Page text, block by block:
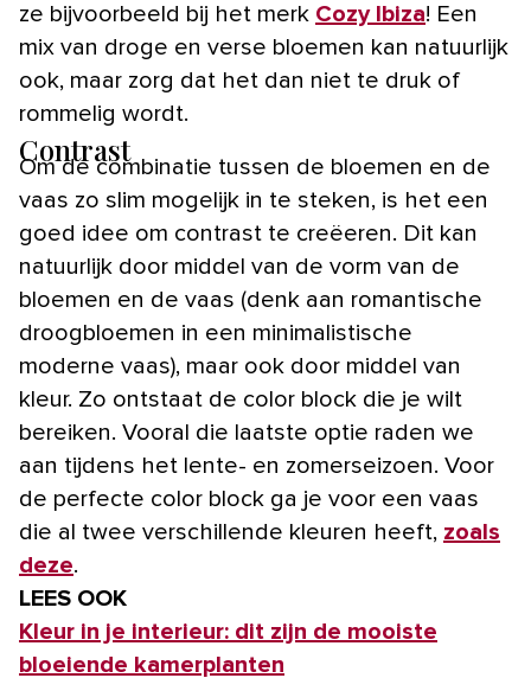
ze bijvoorbeeld bij het merk Cozy Ibiza! Een
mix van droge en verse bloemen kan natuurlijk
ook, maar zorg dat het dan niet te druk of
rommelig wordt.
Contrast
Om de combinatie tussen de bloemen en de
vaas zo slim mogelijk in te steken, is het een
goed idee om contrast te creëeren. Dit kan
natuurlijk door middel van de vorm van de
bloemen en de vaas (denk aan romantische
droogbloemen in een minimalistische
moderne vaas), maar ook door middel van
kleur. Zo ontstaat de color block die je wilt
bereiken. Vooral die laatste optie raden we
aan tijdens het lente- en zomerseizoen. Voor
de perfecte color block ga je voor een vaas
die al twee verschillende kleuren heeft, zoals
deze.
LEES OOK
Kleur in je interieur: dit zijn de mooiste
bloeiende kamerplanten